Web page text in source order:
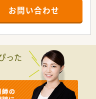
までとなっており、土曜・
身ともにリフレッシュでき
積極的に導入しており、リ
の増員募集であり、特に薬
的な方を急募しておりま
お問い合わせ
った